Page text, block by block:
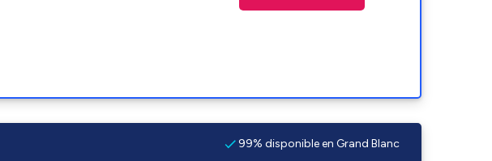
99% disponible en Grand Blanc